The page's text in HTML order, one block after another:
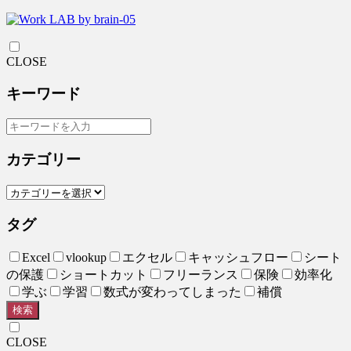
CLOSE
キーワード
カテゴリー
タグ
Excel vlookup エクセル キャッシュフロー
シート
の保護
ショートカット フリーランス 保険
効率化
学ぶ
学習 数式が変わってしまった 補償
検索
CLOSE